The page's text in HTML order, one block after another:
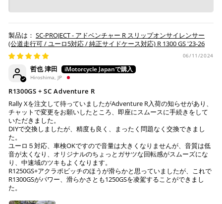
上記コンビニでお支払い頂けます。
入金確認が取れ次第、商品を手配させて頂きます。
店内端末にて操作後、レジにてお支払いください。
り、万が一過ぎてしまった場合は自動でご注文はキャン
セルとなります。
※ 税込300,000円以上のお買い物の際にはご利用頂けま
せん。
銀行振込(事前決済)
SC-PROJECT - アドベンチャー R スリップオンサイレンサー
(公道走行可 / ユーロ5対応 / 純正サイドケース対応) R 1300 GS '23-26
06/11/2024
哲也 津田
Hiroshima, JP
R1300GS + SC Adventure R
Rally Xを注文して待っていましたがAdventure R入荷の知らせがあり、
チャットで変更をお願いしたところ、即座にスムースに手続きをして
いただきました。
DIYで交換しましたが、精度も良く、まったく問題なく交換できまし
た。
ユーロ５対応、車検OKですので音量は大きくなりませんが、音質は低
音が太くなり、オリジナルのちょっとガサツな回転感がスムーズにな
り、中速域のツキもよくなります。
R1250GS+アクラポビッチのほうが滑らかと思っていましたが、これで
R1300GSがパワー、滑らかさとも1250GSを凌駕することができまし
た。